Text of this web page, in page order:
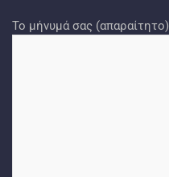
Το μήνυμά σας (απαραίτητο)